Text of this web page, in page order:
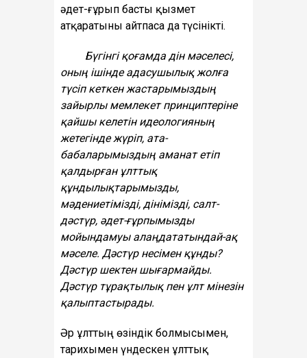
әдет-ғұрып басты қызмет
атқаратыны айтпаса да түсінікті.
Бүгінгі қоғамда дін мәселесі,
оның ішінде адасушылық жолға
түсіп кеткен жастарымыздың
зайырлы мемлекет принциптеріне
қайшы келетін идеологияның
жетегінде жүріп, ата-
бабаларымыздың аманат етіп
қалдырған ұлттық
құндылықтарымызды,
мәдениетімізді, дінімізді, салт-
дәстүр, әдет-ғұрпымызды
мойындамуы алаңдататындай-ақ
мәселе. Дәстүр несімен құнды?
Дәстүр шектен шығармайды.
Дәстүр тұрақтылық пен ұлт мінезін
қалыптастырады.
Әр ұлттың өзіндік болмысымен,
тарихымен үндескен ұлттық